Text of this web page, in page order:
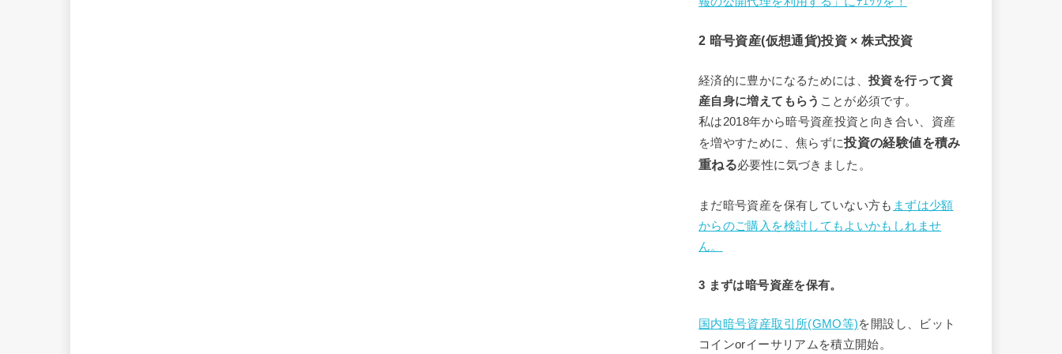
2 暗号資産(仮想通貨)投資 × 株式投資
経済的に豊かになるためには、投資を行って資
産自身に増えてもらう ことが必須です。
私は2018年から暗号資産投資と向き合い、資産
を増やすために、焦らずに投資の経験値を積み
重ねる必要性に気づきました。
まだ暗号資産を保有していない方も まずは少額
からのご購入を検討してもよいかもしれませ
ん。
3 まずは暗号資産を保有。
国内暗号資産取引所(GMO等)を開設し、ビット
コインorイーサリアムを積立開始。